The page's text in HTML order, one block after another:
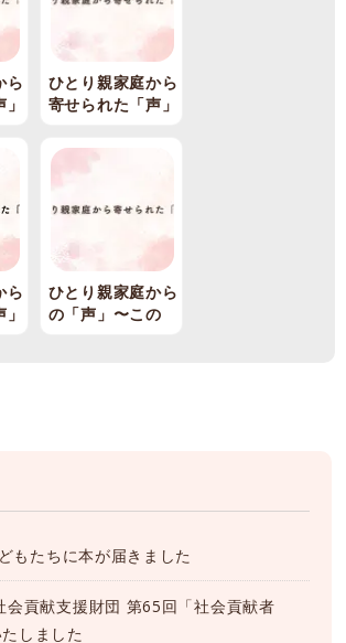
ら
ひとり親家庭から
寄せられた「声」
ら
ひとり親家庭から
の「声」〜この
もたちに本が届きました
会貢献支援財団 第65回「社会貢献者
しました